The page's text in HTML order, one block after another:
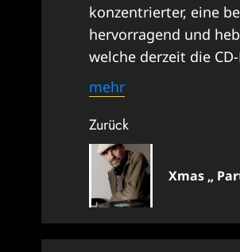
konzentrierter, eine
hervorragend und
welche derzeit die
mehr
Zurück
Xmas „